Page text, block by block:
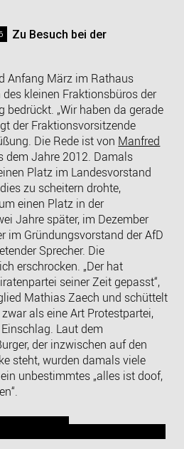
Zu Besuch bei der
Anfang März im Rathaus
kleinen Fraktionsbüros der
„Wir haben da gerade
der Fraktionsvorsitzende
Die Rede ist von Manfred
dem Jahre 2012. Damals
Platz im Landesvorstand
zu scheitern drohte,
einen Platz in der
Jahre später, im Dezember
im Gründungsvorstand der AfD
Sprecher. Die
erschrocken. „Der hat
seiner Zeit gepasst“,
Mathias Zaech und schüttelt
als eine Art Protestpartei,
Laut dem
der inzwischen auf den
steht, wurden damals viele
unbestimmtes „alles ist doof,